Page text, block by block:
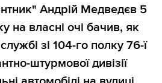
Андрій Медведєв 5
на власні очі бачив, як
зі 104-го полку 76-ї
штурмової дивізії